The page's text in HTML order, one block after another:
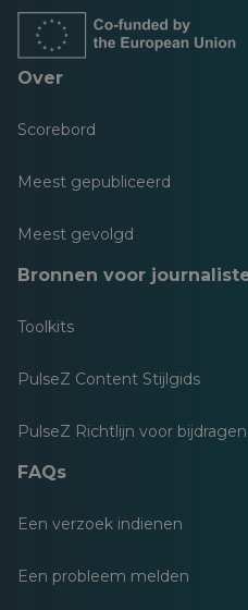
tabbladtabbladtabbladtabbladtabblad
Over
Scorebord
Meest gepubliceerd
Meest gevolgd
Bronnen voor
Toolkits
PulseZ Content Stijlgids
PulseZ Richtlijn voor bijdragen
FAQs
Een verzoek indienen
Een probleem melden